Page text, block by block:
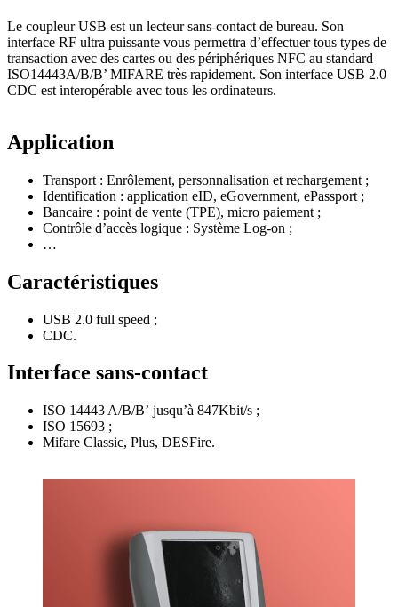
Le coupleur USB est un lecteur sans-contact de bureau. Son
interface RF ultra puissante vous permettra d’effectuer tous types de
transaction avec des cartes ou des périphériques NFC au standard
ISO14443A/B/B’ MIFARE très rapidement. Son interface USB 2.0
CDC est interopérable avec tous les ordinateurs.
Application
Transport : Enrôlement, personnalisation et rechargement ;
Identification : application eID, eGovernment, ePassport ;
Bancaire : point de vente (TPE), micro paiement ;
Contrôle d’accès logique : Système Log-on ;
…
Caractéristiques
USB 2.0 full speed ;
CDC.
Interface sans-contact
ISO 14443 A/B/B’ jusqu’à 847Kbit/s ;
ISO 15693 ;
Mifare Classic, Plus, DESFire.